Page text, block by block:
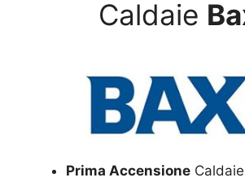
Caldaie
Prima Accensione